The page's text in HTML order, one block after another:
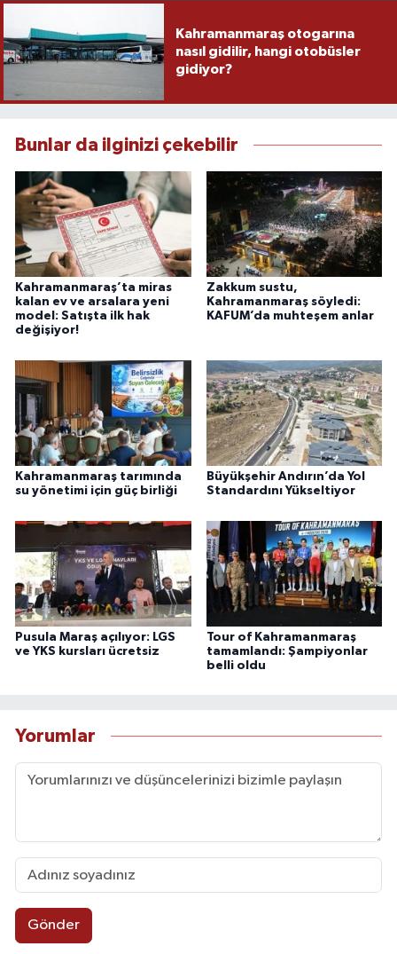
Kahramanmaraş otogarına
nasıl gidilir, hangi otobüsler
gidiyor?
Bunlar da ilginizi çekebilir
Kahramanmaraş’ta miras
kalan ev ve arsalara yeni
model: Satışta ilk hak
değişiyor!
Zakkum sustu,
Kahramanmaraş söyledi:
KAFUM’da muhteşem anlar
Kahramanmaraş tarımında
su yönetimi için güç birliği
Büyükşehir Andırın’da Yol
Standardını Yükseltiyor
Pusula Maraş açılıyor: LGS
ve YKS kursları ücretsiz
Tour of Kahramanmaraş
tamamlandı: Şampiyonlar
belli oldu
Yorumlar
Gönder